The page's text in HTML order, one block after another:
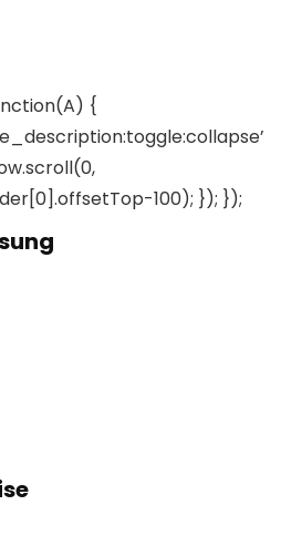
{
100); }); });